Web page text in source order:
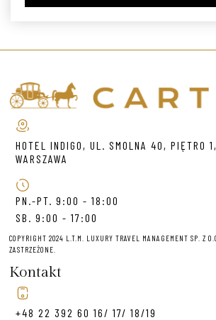
HOTEL INDIGO, UL. SMOLNA 40, PIĘTRO
WARSZAWA
PN.-PT. 9:00 - 18:00
SB. 9:00 - 17:00
COPYRIGHT 2024 L.T.M. LUXURY TRAVEL MANAGEMENT SP. Z
ZASTRZEŻONE.
Kontakt
+48 22 392 60 16/ 17/ 18/19